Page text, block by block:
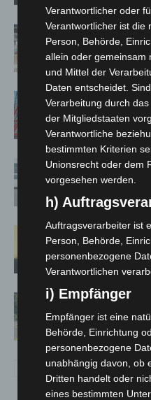
Kunst trifft
Susann
Jacques’
A2:
zwischen
Bothfeld
kehren
Spanien
Hannover:
Brand im
Verantwortlicher oder
Verantwortlicher ist die
Person, Behörde,
allein oder gemeinsam
und Mittel der
Daten entscheidet.
Verarbeitung durch
der Mitgliedstaaten
Verantwortliche
bestimmten Kriterien
Unionsrecht oder dem
vorgesehen werden.
h)
Auftragsverarbeiter ist
Person, Behörde,
personenbezogene
Verantwortlichen
i) Empfänger
Empfänger ist eine
Behörde, Einrichtung
personenbezogene
unabhängig davon, ob
Dritten handelt oder
eines bestimmten